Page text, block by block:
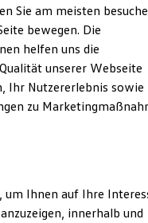
Nutzfahrzeuge
-18:00 Uhr
-13:00 Uhr
Sie am meisten
bewegen. Die
helfen uns die
unserer Webseite
Ihr Nutzererlebnis sowie
zu
um Ihnen auf Ihre
innerhalb und